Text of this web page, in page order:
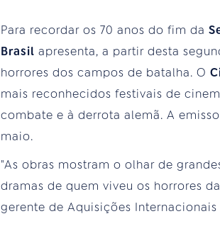
Para recordar os 70 anos do fim da
Brasil apresenta, a partir desta
horrores dos campos de batalha. O
mais reconhecidos festivais de
combate e à derrota alemã. A
maio.
"As obras mostram o olhar de
dramas de quem viveu os horrores
gerente de Aquisições Internacionais